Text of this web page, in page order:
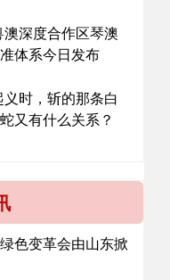
深度合作区琴澳
体系今日发布
时，斩的那条白
又有什么关系？
色变革会由山东掀